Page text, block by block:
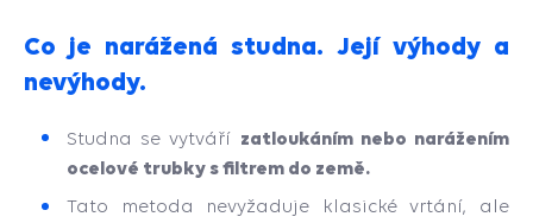
Co je narážená studna. Její výhody a
nevýhody.
Studna se vytváří zatloukáním nebo narážením
ocelové trubky s filtrem do země.
Tato metoda nevyžaduje klasické vrtání, ale